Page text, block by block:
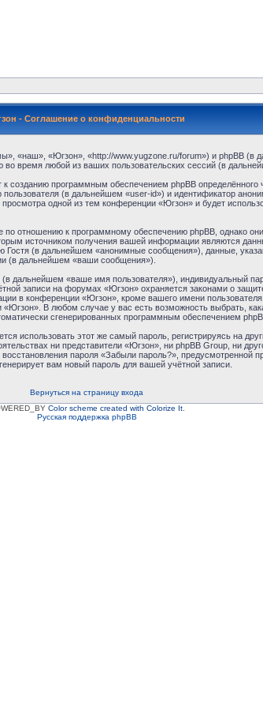
- Соглашение о конфиденциальности
«наш», «Югзон», «http://www.yugzone.ru/forum») и phpBB (в
время любой из ваших пользовательских сессий (в
программным обеспечением phpBB
(в дальнейшем «user-id») и идентификатор
одной из тем конференции «Югзон» и будет
к программному обеспечению phpBB, однако они
источником получения вашей информации являются
(в дальнейшем «анонимные сообщения»), данные,
(в дальнейшем «ваши сообщения»).
дальнейшем «ваше имя пользователя»), индивидуальный
записи на форумах «Югзон» охраняется законами о
в конференции «Югзон», кроме вашего имени
В любом случае у вас есть возможность выбрать,
сгенерированных программным обеспечением
использовать этот же самый пароль, регистрируясь на
ни представители «Югзон», ни phpBB Group, ни
пароля «Забыли пароль?»,
вам новый пароль для вашей учётной записи.
Вернуться на страницу входа
Color scheme created with Colorize It.
Русская поддержка phpBB